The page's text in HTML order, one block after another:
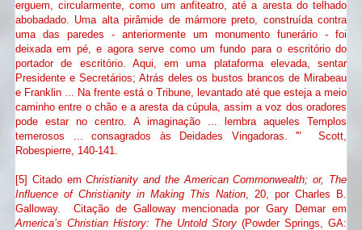
erguem, circularmente, como um anfiteatro, até a aresta do telhado
abobadado. Uma alta pirâmide de mármore preto, construída contra
uma das paredes - anteriormente um monumento funerário - foi
deixada em pé, e agora serve como um fundo para o escritório do
portador de escritório. Aqui, em uma plataforma elevada, sentar
Presidente e Secretários; Atrás deles os bustos brancos de Mirabeau
e Franklin ... Na frente está o Tribune, levantado até que esteja a meio
caminho entre o chão e a aresta da cúpula, assim a voz dos oradores
pode estar no centro. A imaginação ... lembra aqueles Templos
temerosos ... consagrados às Deidades Vingadoras. '" Scott,
Robespierre, 140-141.
[5] Citado emChristianity and the American Commonwealth; or, The
Influence of Christianity in Making This Nation , 20, por Charles B.
Galloway. Citação de Galloway mencionada por Gary Demar em
America’s Christian History: The Untold Story (Powder Springs, GA: